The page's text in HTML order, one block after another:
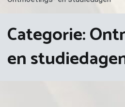
Categorie:
en